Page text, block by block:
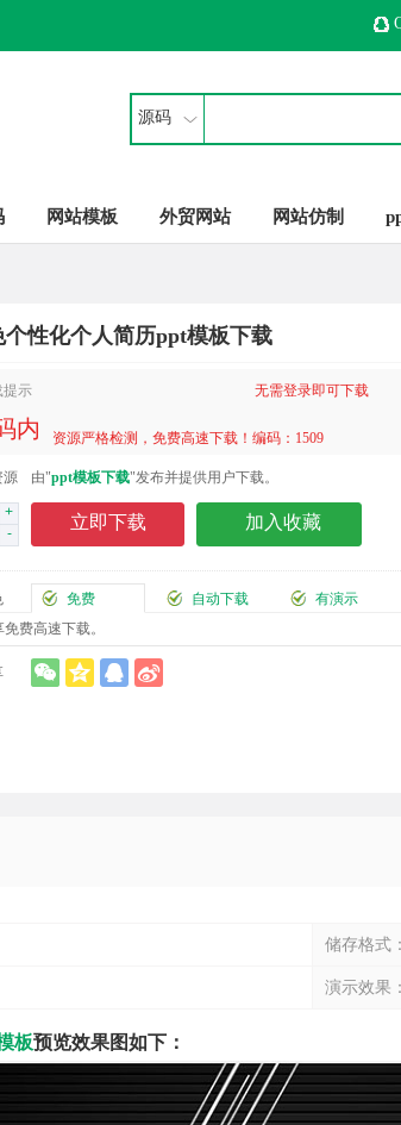
源码
网站模板 外贸网站 网站仿制
个性化个人简历ppt模板下载
提示 无需登录即可下载
内 资源严格检测，免费高速下载！编码：1509
源 由"ppt模板下载"发布并提供用户下载。
+
-
立即下载 加入收藏
免费 自动下载
有演示
免费高速下载。
储存格式：
演示效果：
板预览效果图如下：